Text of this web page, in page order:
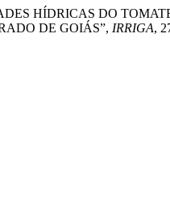
HÍDRICAS DO
DE GOIÁS”, IRRIGA,